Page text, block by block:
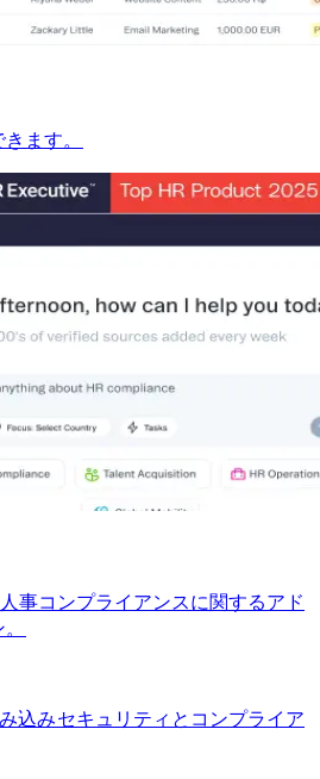
ます。​​
事コンプライアンスに関するアド
込み​​セキュリティとコンプライア